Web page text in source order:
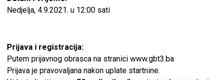
Nedjelja, 4.9.2021. u 12:00 sati
Prijava i registracija:
Putem prijavnog obrasca na stranici www.gbt3.ba
Prijava je pravovaljana nakon uplate startnine.